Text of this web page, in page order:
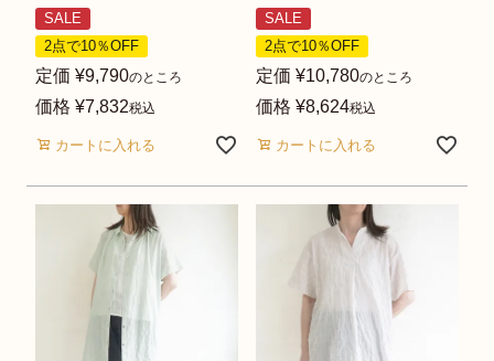
SALE
2点で10％OFF
定価 ¥9,790のところ
価格 ¥7,832税込
カートに入れる
SALE
2点で10％OFF
定価 ¥10,780のところ
価格 ¥8,624税込
カートに入れる